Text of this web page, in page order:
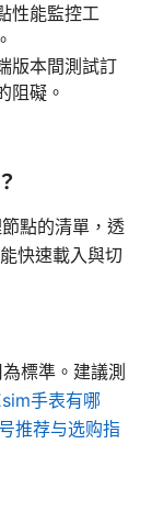
性能監控工
版本間測試訂
阻礙。
點的清單，透
快速載入與切
標準。建議測
手表有哪
推荐与选购指